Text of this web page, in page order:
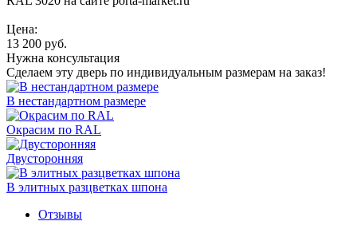
Цена:
13 200 руб.
Нужна консультация
Сделаем эту дверь по индивидуальным размерам на заказ!
В нестандартном размере
Окрасим по RAL
Двусторонняя
В элитных разцветках шпона
Отзывы